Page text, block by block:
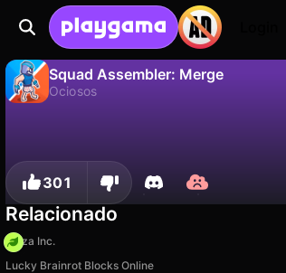
Squad Assembler: Merge
Ociosos
301
Relacionado
Pizza Inc.
Lucky Brainrot Blocks Online